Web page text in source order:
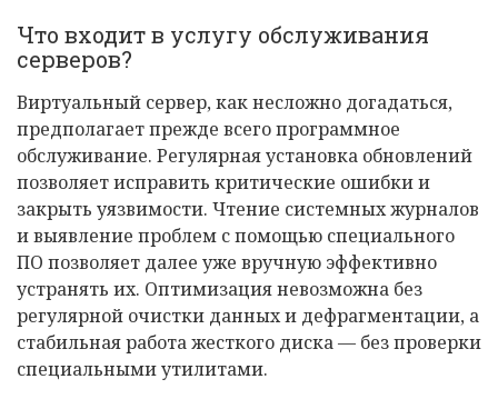
Что входит в услугу обслуживания
серверов?
Виртуальный сервер, как несложно догадаться,
предполагает прежде всего программное
обслуживание. Регулярная установка обновлений
позволяет исправить критические ошибки и
закрыть уязвимости. Чтение системных журналов
и выявление проблем с помощью специального
ПО позволяет далее уже вручную эффективно
устранять их. Оптимизация невозможна без
регулярной очистки данных и дефрагментации, а
стабильная работа жесткого диска — без проверки
специальными утилитами.